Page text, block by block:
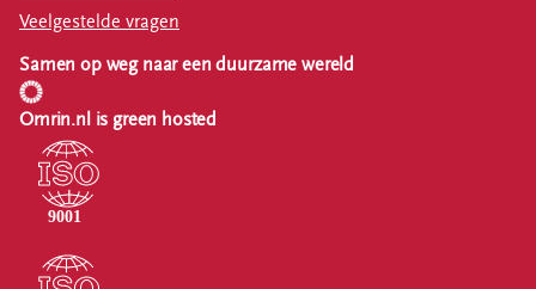
Veelgestelde vragen
Samen op weg naar een duurzame wereld
Omrin.nl is green hosted